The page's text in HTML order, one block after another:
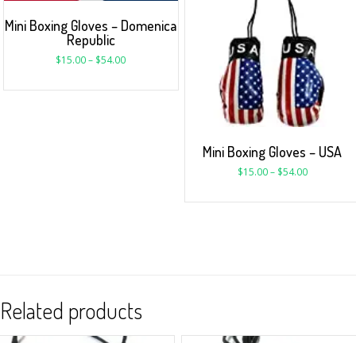
Mini Boxing Gloves – Domenica
Republic
$15.00– $54.00
Mini Boxing Gloves – USA
$15.00– $54.00
Related products